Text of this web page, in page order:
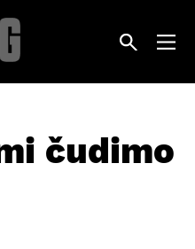
čudimo